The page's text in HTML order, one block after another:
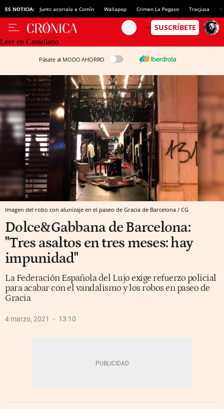
ES NOTICIA: Junts acorrala a Comín Wallapop Crimen La Pegaso Tracjusa
Leer en Castellano
Pásate al MODO AHORRO
Imagen del robo con alunizaje en el paseo de Gracia de Barcelona / CG
Dolce&Gabbana de Barcelona:
"Tres asaltos en tres meses: hay
impunidad"
La Federación Española del Lujo exige refuerzo policial
para acabar con el vandalismo y los robos en paseo de
Gracia
4 marzo, 2021 13:10